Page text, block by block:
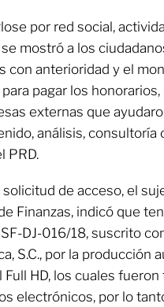
por red social,
mostró a los
con anterioridad y el
pagar los
externas que
análisis, consultoría
PRD.
de acceso, el
Finanzas, indicó que
DJ-016/18, suscrito
S.C., por la producción
HD, los cuales
electrónicos, por lo